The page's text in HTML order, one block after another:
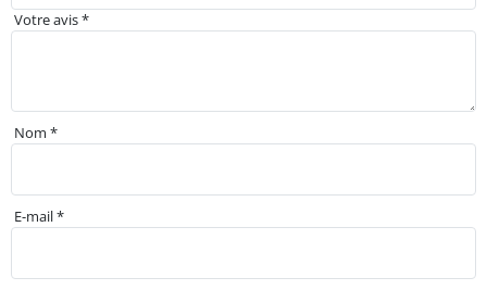
Votre avis*
Nom*
E-mail*